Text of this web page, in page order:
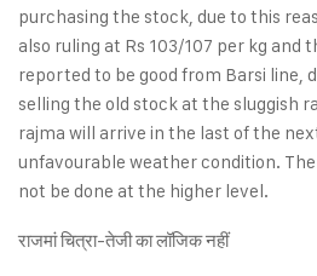
purchasing the stock, due to this
also ruling at Rs 103/107 per kg and
reported to be good from Barsi line,
selling the old stock at the sluggish
rajma will arrive in the last of the
unfavourable weather condition.
not be done at the higher level.
राजमां चित्रा-तेजी का लॉजिक नहीं